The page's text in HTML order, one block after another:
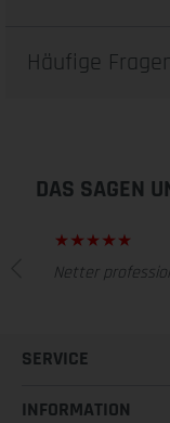
Häufige
DAS SAGEN
Netter
SERVICE
INFORMATION